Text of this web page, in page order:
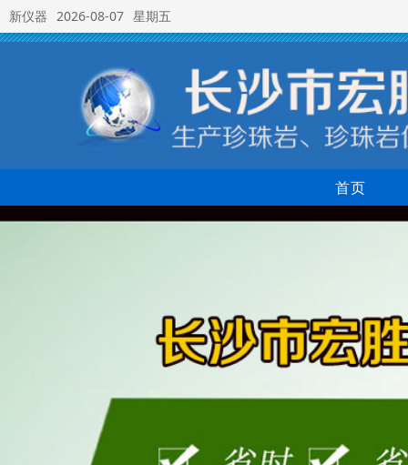
新仪器 2026-08-07 星期五
首页